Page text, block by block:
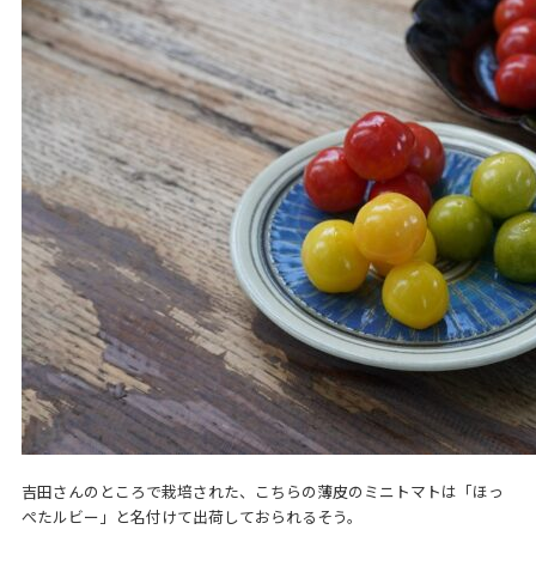
吉田さんのところで栽培された、こちらの薄皮のミニトマトは「ほっ
ぺたルビー」と名付けて出荷しておられるそう。